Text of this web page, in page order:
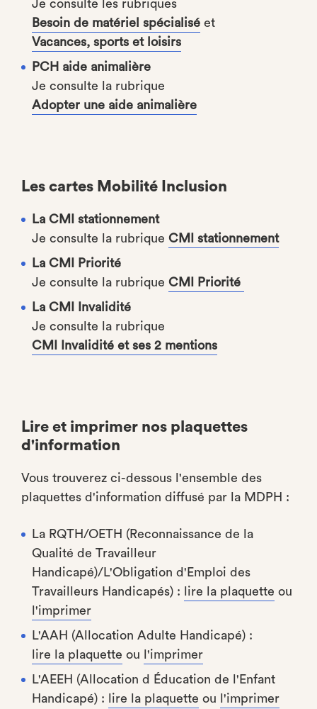
Je consulte les rubriques
Besoin de matériel spécialisé et
Vacances, sports et loisirs
PCH aide animalière
Je consulte la rubrique
Adopter une aide animalière
Les cartes Mobilité Inclusion
La CMI stationnement
Je consulte la rubrique CMI stationnement
La CMI Priorité
Je consulte la rubrique CMI Priorité
La CMI Invalidité
Je consulte la rubrique
CMI Invalidité et ses 2 mentions
Lire et imprimer nos plaquettes
d'information
Vous trouverez ci-dessous l'ensemble des
plaquettes d'information diffusé par la MDPH :
La RQTH/OETH (Reconnaissance de la
Qualité de Travailleur
Handicapé)/L'Obligation d'Emploi des
Travailleurs Handicapés) :
lire la plaquette ou
l'imprimer
L'AAH (Allocation Adulte Handicapé) :
lire la plaquette ou
l'imprimer
L'AEEH (Allocation d Éducation de l'Enfant
Handicapé) :
lire la plaquette ou
l'imprimer